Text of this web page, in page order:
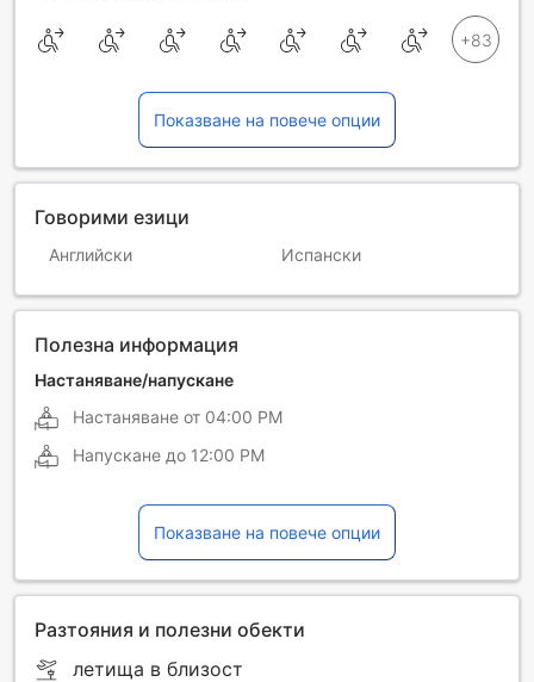
Показване на повече опции
Говорими езици
Английски Испански
Полезна информация
Настаняване/напускане
Настаняване от 04:00 PM
Напускане до 12:00 PM
Показване на повече опции
Разтояния и полезни обекти
летища в близост